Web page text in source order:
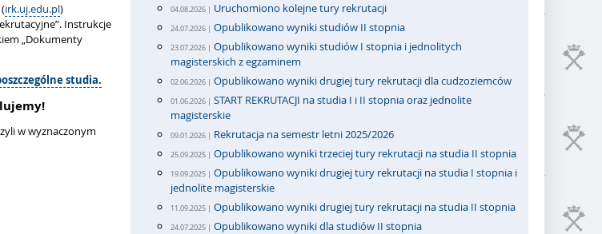
04.08.2026 | Uruchomiono kolejne tury rekrutacji
24.07.2026 | Opublikowano wyniki studiów II stopnia
23.07.2026 | Opublikowano wyniki studiów I stopnia i jednolitych
magisterskich z egzaminem
02.06.2026 | Opublikowano wyniki drugiej tury rekrutacji dla cudzoziemców
01.06.2026 | START REKRUTACJI na studia I i II stopnia oraz jednolite
magisterskie
09.01.2026 | Rekrutacja na semestr letni 2025/2026
25.09.2025 | Opublikowano wyniki trzeciej tury rekrutacji na studia II stopnia
19.09.2025 | Opublikowano wyniki drugiej tury rekrutacji na studia I stopnia i
jednolite magisterskie
11.09.2025 | Opublikowano wyniki drugiej tury rekrutacji na studia II stopnia
24.07.2025 | Opublikowano wyniki dla studiów II stopnia
irk.uj.edu.pl)
Instrukcje
„Dokumenty
studia.
w wyznaczonym